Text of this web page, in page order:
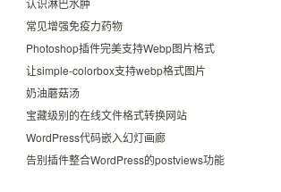
认识淋巴水肿
常见增强免疫力药物
Photoshop插件完美支持Webp图片格式
让simple-colorbox支持webp格式图片
奶油蘑菇汤
宝藏级别的在线文件格式转换网站
WordPress代码嵌入幻灯画廊
告别插件整合WordPress的postviews功能